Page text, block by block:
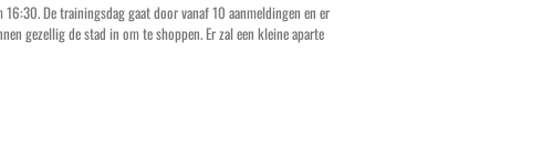
De trainingsdag gaat door vanaf 10 aanmeldingen en er
gezellig de stad in om te shoppen. Er zal een kleine aparte